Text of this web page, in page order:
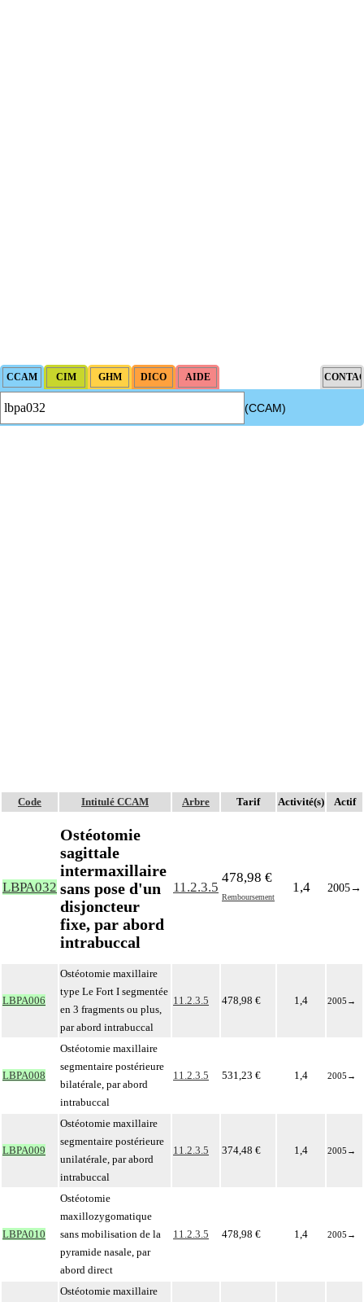
(CCAM)
Code Intitulé CCAM Arbre Tarif Activité(s) Actif
LBPA032
Ostéotomie
sagittale
intermaxillaire
sans pose d'un
disjoncteur
fixe, par abord
intrabuccal
11.2.3.5
478,98 €
Remboursement
1,4 2005→
LBPA006
Ostéotomie maxillaire
type Le Fort I segmentée
en 3 fragments ou plus,
par abord intrabuccal
11.2.3.5 478,98 € 1,4 2005 →
LBPA008
Ostéotomie maxillaire
segmentaire postérieure
bilatérale, par abord
intrabuccal
11.2.3.5 531,23 € 1,4 2005 →
LBPA009
Ostéotomie maxillaire
segmentaire postérieure
unilatérale, par abord
intrabuccal
11.2.3.5 374,48 € 1,4 2005 →
LBPA010
Ostéotomie
maxillozygomatique
sans mobilisation de la
pyramide nasale, par
abord direct
11.2.3.5 478,98 € 1,4 2005 →
Ostéotomie maxillaire